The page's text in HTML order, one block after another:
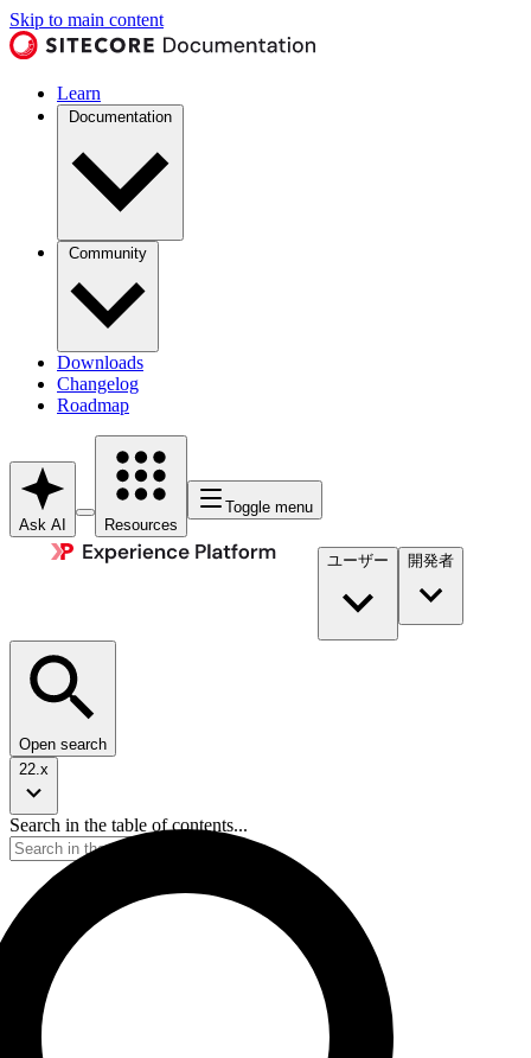
Skip to main content
Learn
Documentation
Community
Downloads
Changelog
Roadmap
Ask AI Resources
Toggle menu
ユーザー 開発者​
Open search
22.x
Search in the table of contents...